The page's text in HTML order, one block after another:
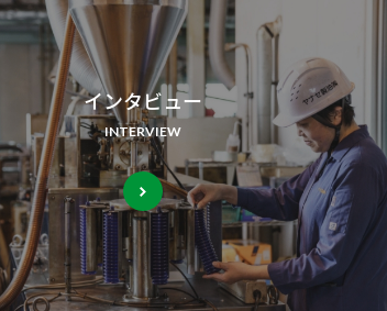
インタビュー
INTERVIEW